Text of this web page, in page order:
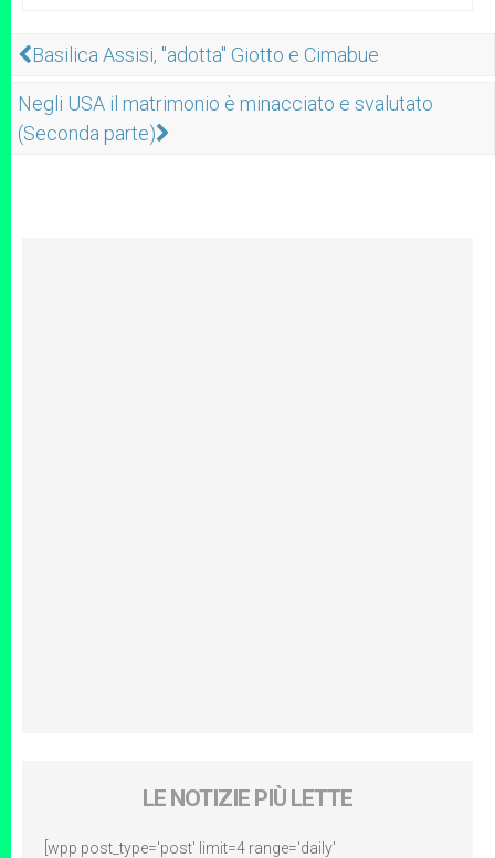
Basilica Assisi, "adotta" Giotto e Cimabue
Negli USA il matrimonio è minacciato e svalutato
(Seconda parte)
LE NOTIZIE PIÙ LETTE
[wpp post_type='post' limit=4 range='daily'